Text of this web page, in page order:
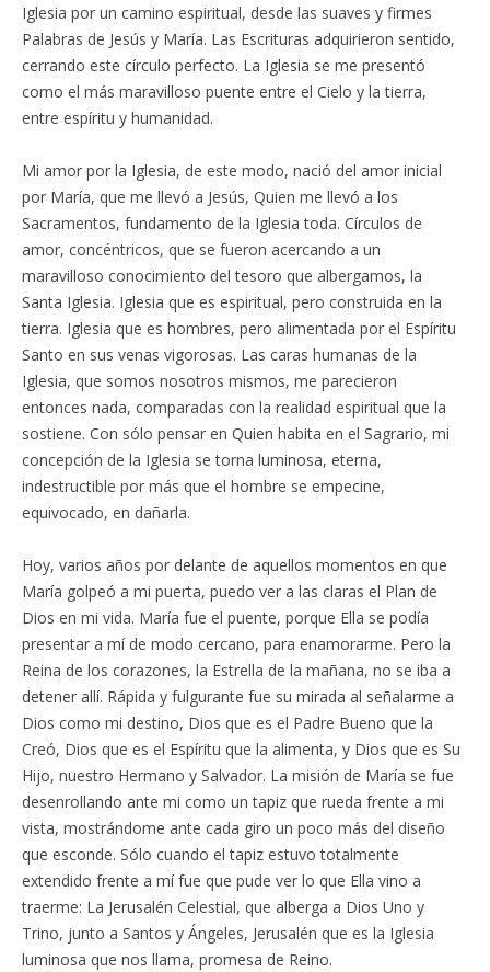
Iglesia por un camino espiritual, desde las suaves y firmes
Palabras de Jesús y María. Las Escrituras adquirieron sentido,
cerrando este círculo perfecto. La Iglesia se me presentó
como el más maravilloso puente entre el Cielo y la tierra,
entre espíritu y humanidad.
Mi amor por la Iglesia, de este modo, nació del amor inicial
por María, que me llevó a Jesús, Quien me llevó a los
Sacramentos, fundamento de la Iglesia toda. Círculos de
amor, concéntricos, que se fueron acercando a un
maravilloso conocimiento del tesoro que albergamos, la
Santa Iglesia. Iglesia que es espiritual, pero construida en la
tierra. Iglesia que es hombres, pero alimentada por el Espíritu
Santo en sus venas vigorosas. Las caras humanas de la
Iglesia, que somos nosotros mismos, me parecieron
entonces nada, comparadas con la realidad espiritual que la
sostiene. Con sólo pensar en Quien habita en el Sagrario, mi
concepción de la Iglesia se torna luminosa, eterna,
indestructible por más que el hombre se empecine,
equivocado, en dañarla.
Hoy, varios años por delante de aquellos momentos en que
María golpeó a mi puerta, puedo ver a las claras el Plan de
Dios en mi vida. María fue el puente, porque Ella se podía
presentar a mí de modo cercano, para enamorarme. Pero la
Reina de los corazones, la Estrella de la mañana, no se iba a
detener allí. Rápida y fulgurante fue su mirada al señalarme a
Dios como mi destino, Dios que es el Padre Bueno que la
Creó, Dios que es el Espíritu que la alimenta, y Dios que es Su
Hijo, nuestro Hermano y Salvador. La misión de María se fue
desenrollando ante mi como un tapiz que rueda frente a mi
vista, mostrándome ante cada giro un poco más del diseño
que esconde. Sólo cuando el tapiz estuvo totalmente
extendido frente a mí fue que pude ver lo que Ella vino a
traerme: La Jerusalén Celestial, que alberga a Dios Uno y
Trino, junto a Santos y Ángeles, Jerusalén que es la Iglesia
luminosa que nos llama, promesa de Reino.